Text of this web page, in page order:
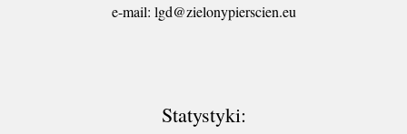
​e-mail: lgd@zielonypierscien.eu
Statystyki: